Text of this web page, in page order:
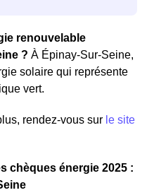
renouvelable
? À Épinay-Sur-Seine,
solaire qui représente
vert.
rendez-vous sur le site
chèques énergie 2025 :